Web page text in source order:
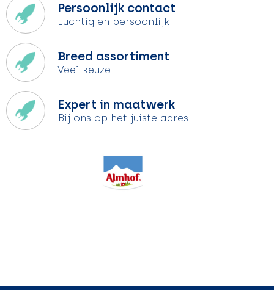
Persoonlijk contact
Luchtig en persoonlijk
Breed assortiment
Veel keuze
Expert in maatwerk
Bij ons op het juiste adres